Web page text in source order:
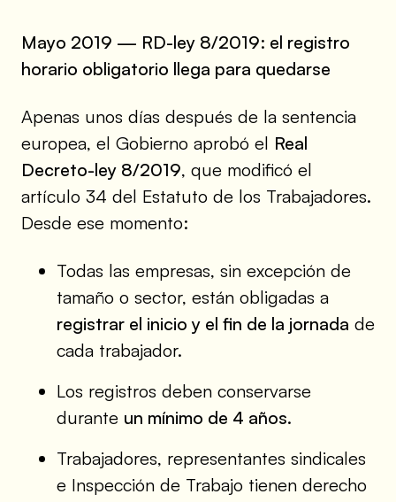
Mayo 2019 — RD-ley 8/2019: el registro
horario obligatorio llega para quedarse
Apenas unos días después de la sentencia
europea, el Gobierno aprobó el Real
Decreto-ley 8/2019, que modificó el
artículo 34 del Estatuto de los Trabajadores.
Desde ese momento:
Todas las empresas, sin excepción de
tamaño o sector, están obligadas a
registrar el inicio y el fin de la jornada de
cada trabajador.
Los registros deben conservarse
durante un mínimo de 4 años.
Trabajadores, representantes sindicales
e Inspección de Trabajo tienen derecho